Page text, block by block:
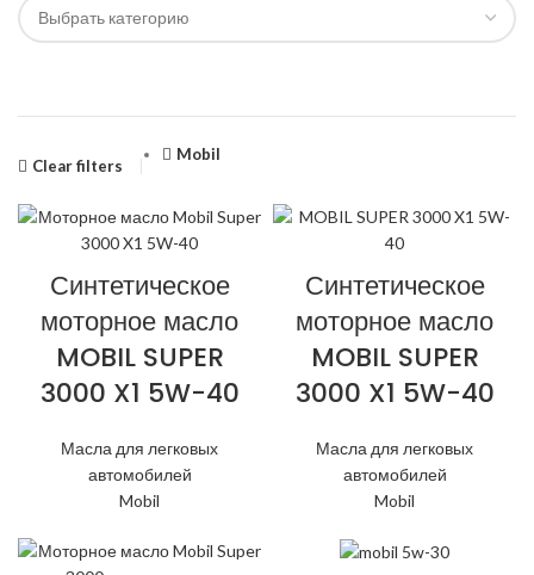
Clear filters
Mobil
Синтетическое
моторное масло
MOBIL SUPER
3000 X1 5W-40
Масла для легковых
автомобилей
Mobil
Синтетическое
моторное масло
MOBIL SUPER
3000 X1 5W-40
Масла для легковых
автомобилей
Mobil